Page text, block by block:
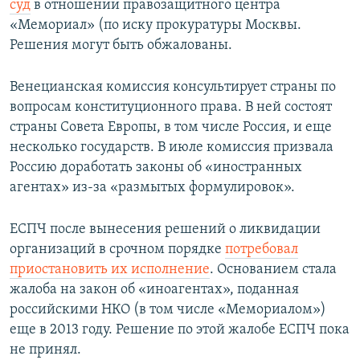
суд в отношении правозащитного центра
«Мемориал» (по иску прокуратуры Москвы.
Решения могут быть обжалованы.
Венецианская комиссия консультирует страны по
вопросам конституционного права. В ней состоят
страны Совета Европы, в том числе Россия, и еще
несколько государств. В июле комиссия призвала
Россию доработать законы об «иностранных
агентах» из-за «размытых формулировок».
ЕСПЧ после вынесения решений о ликвидации
организаций в срочном порядке потребовал
приостановить их исполнение. Основанием стала
жалоба на закон об «иноагентах», поданная
российскими НКО (в том числе «Мемориалом»)
еще в 2013 году. Решение по этой жалобе ЕСПЧ пока
не принял.